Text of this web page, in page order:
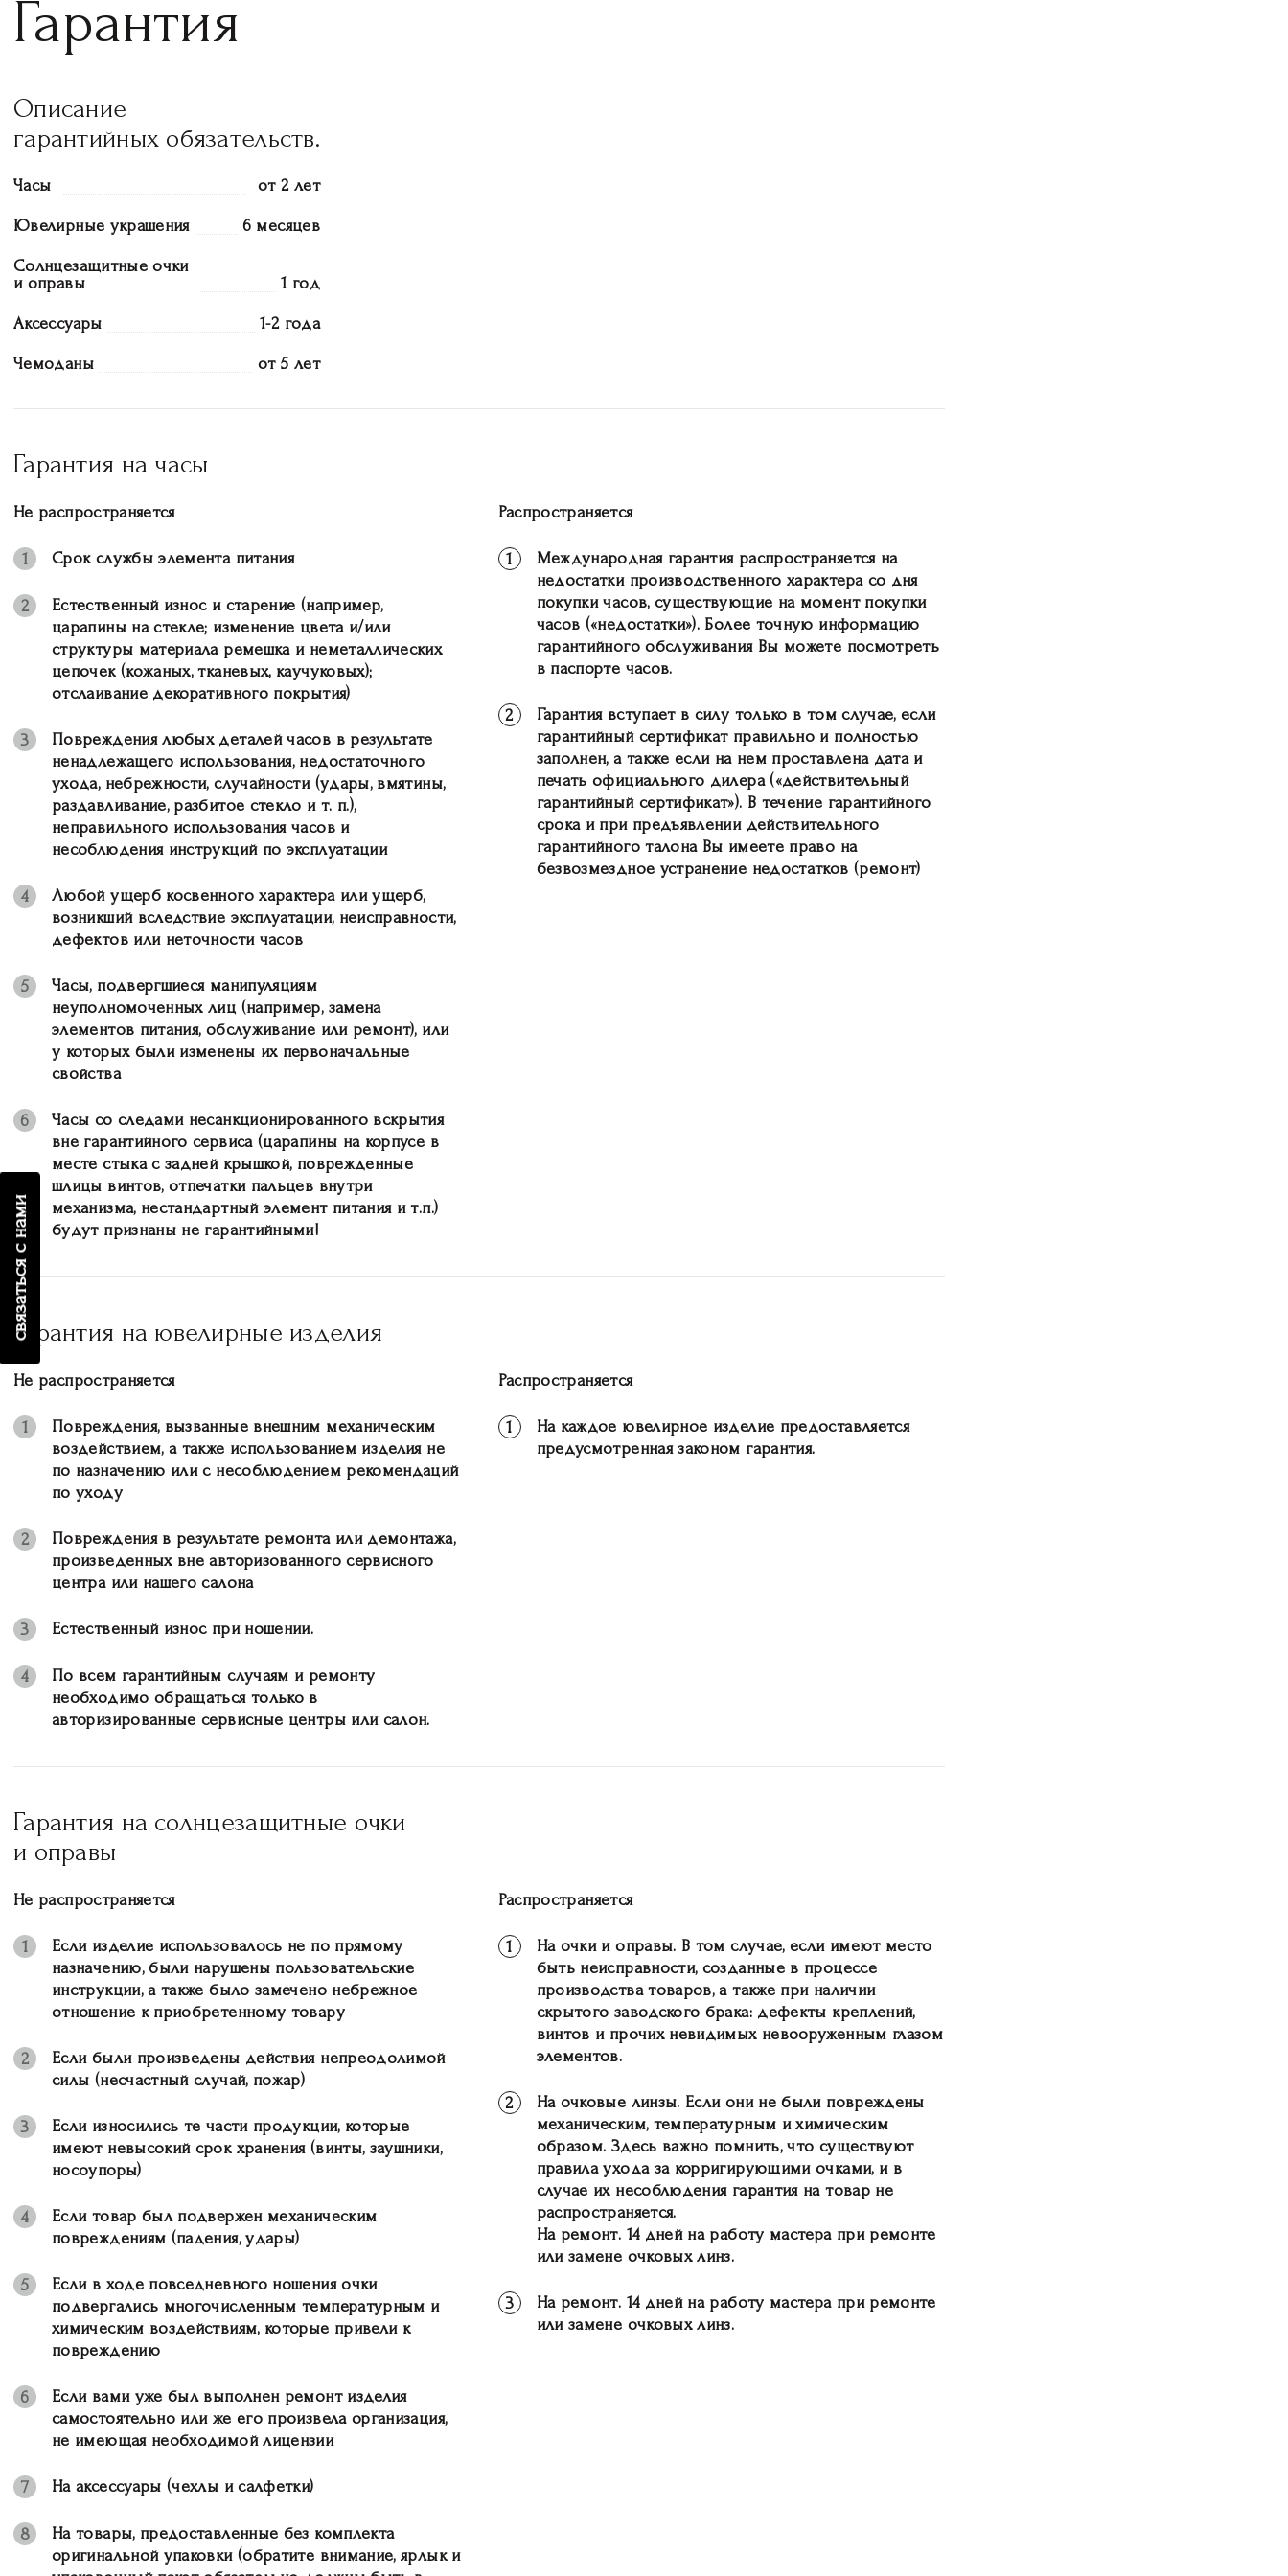
связаться с нами
Гарантия
Описание
гарантийных обязательств.
Часы от 2 лет
Ювелирные украшения 6 месяцев
Солнцезащитные очки
и оправы
1 год
Аксессуары 1-2 года
Чемоданы от 5 лет
Гарантия на часы
Не распространяется
1 Срок службы элемента питания
2
Естественный износ и старение (например,
царапины на стекле; изменение цвета и/или
структуры материала ремешка и неметаллических
цепочек (кожаных, тканевых, каучуковых);
отслаивание декоративного покрытия)
3
Повреждения любых деталей часов в результате
ненадлежащего использования, недостаточного
ухода, небрежности, случайности (удары, вмятины,
раздавливание, разбитое стекло и т. п.),
неправильного использования часов и
несоблюдения инструкций по эксплуатации
4
Любой ущерб косвенного характера или ущерб,
возникший вследствие эксплуатации, неисправности,
дефектов или неточности часов
5
Часы, подвергшиеся манипуляциям
неуполномоченных лиц (например, замена
элементов питания, обслуживание или ремонт), или
у которых были изменены их первоначальные
свойства
6
Часы со следами несанкционированного вскрытия
вне гарантийного сервиса (царапины на корпусе в
месте стыка с задней крышкой, поврежденные
шлицы винтов, отпечатки пальцев внутри
механизма, нестандартный элемент питания и т.п.)
будут признаны не гарантийными!
Распространяется
1
Международная гарантия распространяется на
недостатки производственного характера со дня
покупки часов, существующие на момент покупки
часов («недостатки»). Более точную информацию
гарантийного обслуживания Вы можете посмотреть
в паспорте часов.
2
Гарантия вступает в силу только в том случае, если
гарантийный сертификат правильно и полностью
заполнен, а также если на нем проставлена дата и
печать официального дилера («действительный
гарантийный сертификат»). В течение гарантийного
срока и при предъявлении действительного
гарантийного талона Вы имеете право на
безвозмездное устранение недостатков (ремонт)
Гарантия на ювелирные изделия
Не распространяется
1
Повреждения, вызванные внешним механическим
воздействием, а также использованием изделия не
по назначению или с несоблюдением рекомендаций
по уходу
2
Повреждения в результате ремонта или демонтажа,
произведенных вне авторизованного сервисного
центра или нашего салона
3 Естественный износ при ношении.
4
По всем гарантийным случаям и ремонту
необходимо обращаться только в
авторизированные сервисные центры или салон.
Распространяется
1
На каждое ювелирное изделие предоставляется
предусмотренная законом гарантия.
Гарантия на солнцезащитные очки
и оправы
Не распространяется
1
Если изделие использовалось не по прямому
назначению, были нарушены пользовательские
инструкции, а также было замечено небрежное
отношение к приобретенному товару
2
Если были произведены действия непреодолимой
силы (несчастный случай, пожар)
3
Если износились те части продукции, которые
имеют невысокий срок хранения (винты, заушники,
носоупоры)
4
Если товар был подвержен механическим
повреждениям (падения, удары)
5
Если в ходе повседневного ношения очки
подвергались многочисленным температурным и
химическим воздействиям, которые привели к
повреждению
6
Если вами уже был выполнен ремонт изделия
самостоятельно или же его произвела организация,
не имеющая необходимой лицензии
7 На аксессуары (чехлы и салфетки)
8
На товары, предоставленные без комплекта
оригинальной упаковки (обратите внимание, ярлык и
Распространяется
1
На очки и оправы. В том случае, если имеют место
быть неисправности, созданные в процессе
производства товаров, а также при наличии
скрытого заводского брака: дефекты креплений,
винтов и прочих невидимых невооруженным глазом
элементов.
2
На очковые линзы. Если они не были повреждены
механическим, температурным и химическим
образом. Здесь важно помнить, что существуют
правила ухода за корригирующими очками, и в
случае их несоблюдения гарантия на товар не
распространяется.
На ремонт. 14 дней на работу мастера при ремонте
или замене очковых линз.
3
На ремонт. 14 дней на работу мастера при ремонте
или замене очковых линз.